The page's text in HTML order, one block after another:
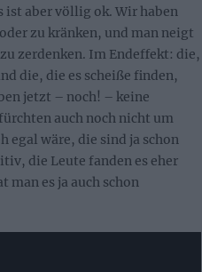
ist aber völlig ok. Wir haben
zu kränken, und man neigt
zerdenken. Im Endeffekt: die,
die, die es scheiße finden,
jetzt – noch! – keine
auch noch nicht um
egal wäre, die sind ja schon
die Leute fanden es eher
man es ja auch schon